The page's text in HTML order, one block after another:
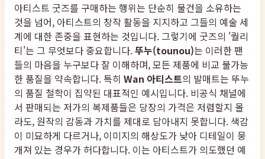
아티스트 굿즈를 구매하는 행위는 단순히 물건을 소유하는
것을 넘어, 아티스트의 창작 활동을 지지하고 그들의 예술 세
계에 대한 존중을 표현하는 것입니다. 그렇기에 굿즈의 '퀄리
티'는 그 무엇보다 중요합니다.뚜누(tounou)는 이러한 팬
들의 마음을 누구보다 잘 이해하며, 모든 제품에 비교 불가능
한 품질을 약속합니다. 특히 Wan 아티스트의 발매트는 뚜누
의 품질 철학이 집약된 대표적인 예시입니다. 비공식 채널에
서 판매되는 저가의 복제품들은 당장의 가격은 저렴할지 몰
라도, 원작의 감동과 가치를 제대로 담아내지 못합니다. 색감
이 미묘하게 다르거나, 이미지의 해상도가 낮아 디테일이 뭉
개져 있는 경우가 허다합니다. 이는 아티스트가 의도했던 예